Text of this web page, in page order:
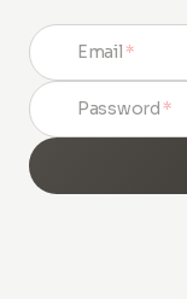
Email*
Password*